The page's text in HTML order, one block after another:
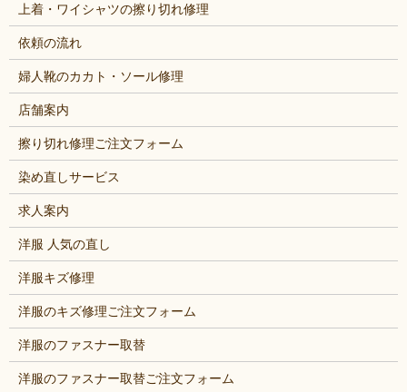
上着・ワイシャツの擦り切れ修理
依頼の流れ
婦人靴のカカト・ソール修理
店舗案内
擦り切れ修理ご注文フォーム
染め直しサービス
求人案内
洋服 人気の直し
洋服キズ修理
洋服のキズ修理ご注文フォーム
洋服のファスナー取替
洋服のファスナー取替ご注文フォーム